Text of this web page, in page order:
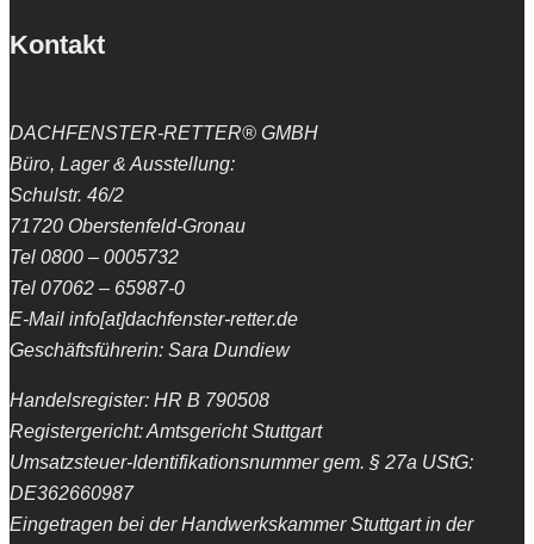
Kontakt
DACHFENSTER-RETTER® GMBH
Büro, Lager & Ausstellung:
Schulstr. 46/2
71720 Oberstenfeld-Gronau
Tel 0800 – 0005732
Tel 07062 – 65987-0
E-Mail info[at]dachfenster-retter.de
Geschäftsführerin: Sara Dundiew
Handelsregister: HR B 790508
Registergericht: Amtsgericht Stuttgart
Umsatzsteuer-Identifikationsnummer gem. § 27a UStG:
DE362660987
Eingetragen bei der Handwerkskammer Stuttgart in der